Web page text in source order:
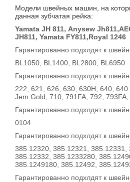
Модели швейных машин, на
данная зубчатая рейка:
Yamata JH 811, Anysew Jh811,
JH811, Yamata FY811,Royal 1246
Гарантированно подхлдят к
BL1050, BL1400, BL2800, BL6950
Гарантированно подхлдят к
222, 621, 626, 630, 630H, 640,
Jem Gold, 710, 791FA, 792,
Гарантированно подхлдят к
0104
Гарантированно подхлдят к
385.12320, 385.12321, 385.12331,
385.12332, 385.1233280,
385.1249180, 385.12492,
Гарантированно подхлдят к